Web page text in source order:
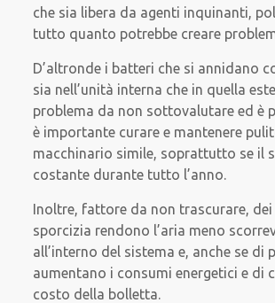
che sia libera da agenti inquinanti,
tutto quanto potrebbe creare
D’altronde i batteri che si annidano
sia nell’unità interna che in quella
problema da non sottovalutare ed è
è importante curare e mantenere
macchinario simile, soprattutto se il
costante durante tutto l’anno.
Inoltre, fattore da non trascurare,
sporcizia rendono l’aria meno
all’interno del sistema e, anche se di
aumentano i consumi energetici e di
costo della bolletta.